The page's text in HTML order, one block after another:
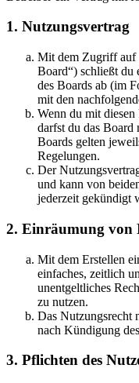
1. Nutzungsvertrag
Mit dem Zugriff auf
Board“) schließt du
des Boards ab (im
mit den
Wenn du mit
darfst du das
Boards gelten
Regelungen.
Der
und kann von
jederzeit gekündigt
2. Einräumung von
Mit dem Erstellen
einfaches, zeitlich
unentgeltliches
zu nutzen.
Das Nutzungsrecht
nach Kündigung
3. Pflichten des